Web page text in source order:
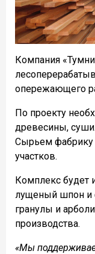
Компания
опережающего
По проекту
древесины,
Сырьем фабрику
участков.
Комплекс будет
лущеный шпон и
гранулы и
производства.
«Мы